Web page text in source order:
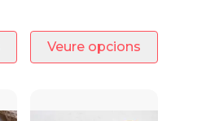
Veure opcions